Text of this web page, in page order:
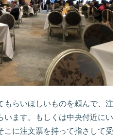
もらいほしいものを頼んで、注
います。もしくは中央付近にい
こに注文票を持って指さして受